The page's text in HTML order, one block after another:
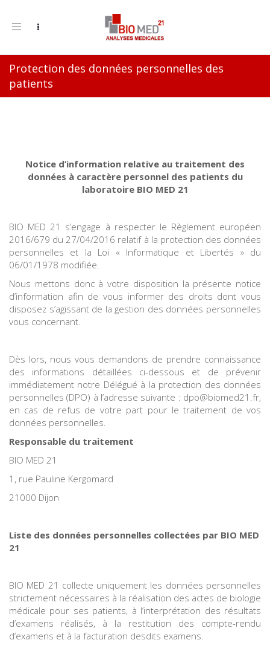
Toggle
Protection des données personnelles des
patients
Notice d’information relative au traitement des
données à caractère personnel des patients du
laboratoire BIO MED 21
BIO MED 21 s’engage à respecter le Règlement européen
2016/679 du 27/04/2016 relatif à la protection des données
personnelles et la Loi « Informatique et Libertés » du
06/01/1978 modifiée.
Nous mettons donc à votre disposition la présente notice
d’information afin de vous informer des droits dont vous
disposez s’agissant de la gestion des données personnelles
vous concernant.
Dès lors, nous vous demandons de prendre connaissance
des informations détaillées ci-dessous et de prévenir
immédiatement notre Délégué à la protection des données
personnelles (DPO) à l’adresse suivante : dpo@biomed21.fr,
en cas de refus de votre part pour le traitement de vos
données personnelles.
Responsable du traitement
BIO MED 21
1, rue Pauline Kergomard
21000 Dijon
Liste des données personnelles collectées par BIO MED
21
BIO MED 21 collecte uniquement les données personnelles
strictement nécessaires à la réalisation des actes de biologie
médicale pour ses patients, à l’interprétation des résultats
d’examens réalisés, à la restitution des compte-rendu
d’examens et à la facturation desdits examens.